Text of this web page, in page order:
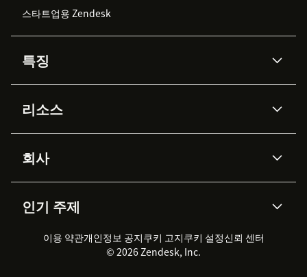
스타트업용 Zendesk
특징
Zendesk AI
Advanced Data Privacy &
Protection
지식창고
워크포스 관리
실시간 채팅
클라이언트 포털
리소스
API & 개발자
AI 리서치
이벤트 & 웨비나
고객 사례
회사
채용 정보
지속 가능성 보고서
Zendesk Foundation
법적 정보
인기 주제
2026 CX 트렌드
제품 업데이트
고객 서비스 소프트웨어
헬프 데스크 통합 티켓 관리 소
이용 약관개인정보 공지쿠키 고지쿠키 설정신뢰 센터
© 2026 Zendesk, Inc.